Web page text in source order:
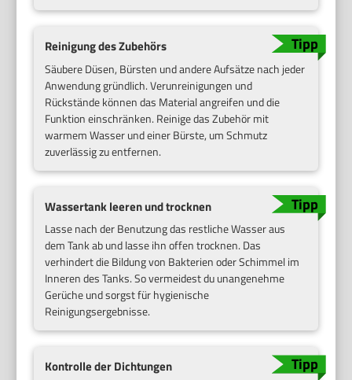
Reinigung des Zubehörs
Säubere Düsen, Bürsten und andere Aufsätze nach jeder
Anwendung gründlich. Verunreinigungen und
Rückstände können das Material angreifen und die
Funktion einschränken. Reinige das Zubehör mit
warmem Wasser und einer Bürste, um Schmutz
zuverlässig zu entfernen.
Wassertank leeren und trocknen
Lasse nach der Benutzung das restliche Wasser aus
dem Tank ab und lasse ihn offen trocknen. Das
verhindert die Bildung von Bakterien oder Schimmel im
Inneren des Tanks. So vermeidest du unangenehme
Gerüche und sorgst für hygienische
Reinigungsergebnisse.
Kontrolle der Dichtungen